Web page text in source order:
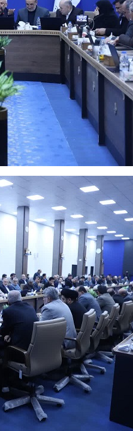
تصاویر / بزرگداشت سالگرد ارتحال
امام(ره)در ساری